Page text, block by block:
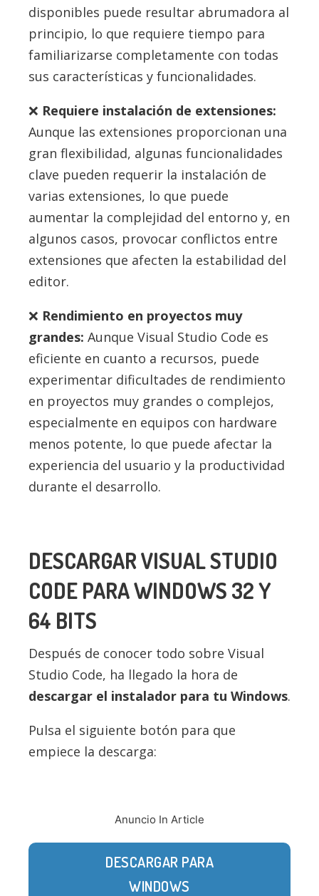
disponibles puede resultar abrumadora al
principio, lo que requiere tiempo para
familiarizarse completamente con todas
sus características y funcionalidades.
Requiere instalación de extensiones:
Aunque las extensiones proporcionan una
gran flexibilidad, algunas funcionalidades
clave pueden requerir la instalación de
varias extensiones, lo que puede
aumentar la complejidad del entorno y, en
algunos casos, provocar conflictos entre
extensiones que afecten la estabilidad del
editor.
Rendimiento en proyectos muy
grandes: Aunque Visual Studio Code es
eficiente en cuanto a recursos, puede
experimentar dificultades de rendimiento
en proyectos muy grandes o complejos,
especialmente en equipos con hardware
menos potente, lo que puede afectar la
experiencia del usuario y la productividad
durante el desarrollo.
DESCARGAR VISUAL STUDIO
CODE PARA WINDOWS 32 Y
64 BITS
Después de conocer todo sobre Visual
Studio Code, ha llegado la hora de
descargar el instalador para tu Windows.
Pulsa el siguiente botón para que
empiece la descarga:
Anuncio In Article
DESCARGAR PARA
WINDOWS